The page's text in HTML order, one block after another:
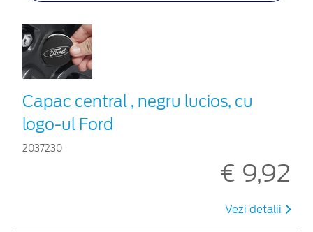
Capac central , negru lucios, cu
logo-ul Ford
2037230
€ 9,92
Vezi detalii